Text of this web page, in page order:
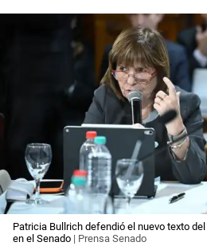
Patricia Bullrich defendió el nuevo texto
en el Senado | Prensa Senado